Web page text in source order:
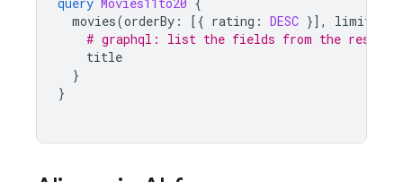
movies(orderBy : [{ rating : DESC }], limit
# graphql: list the fields from the results
title
}
}